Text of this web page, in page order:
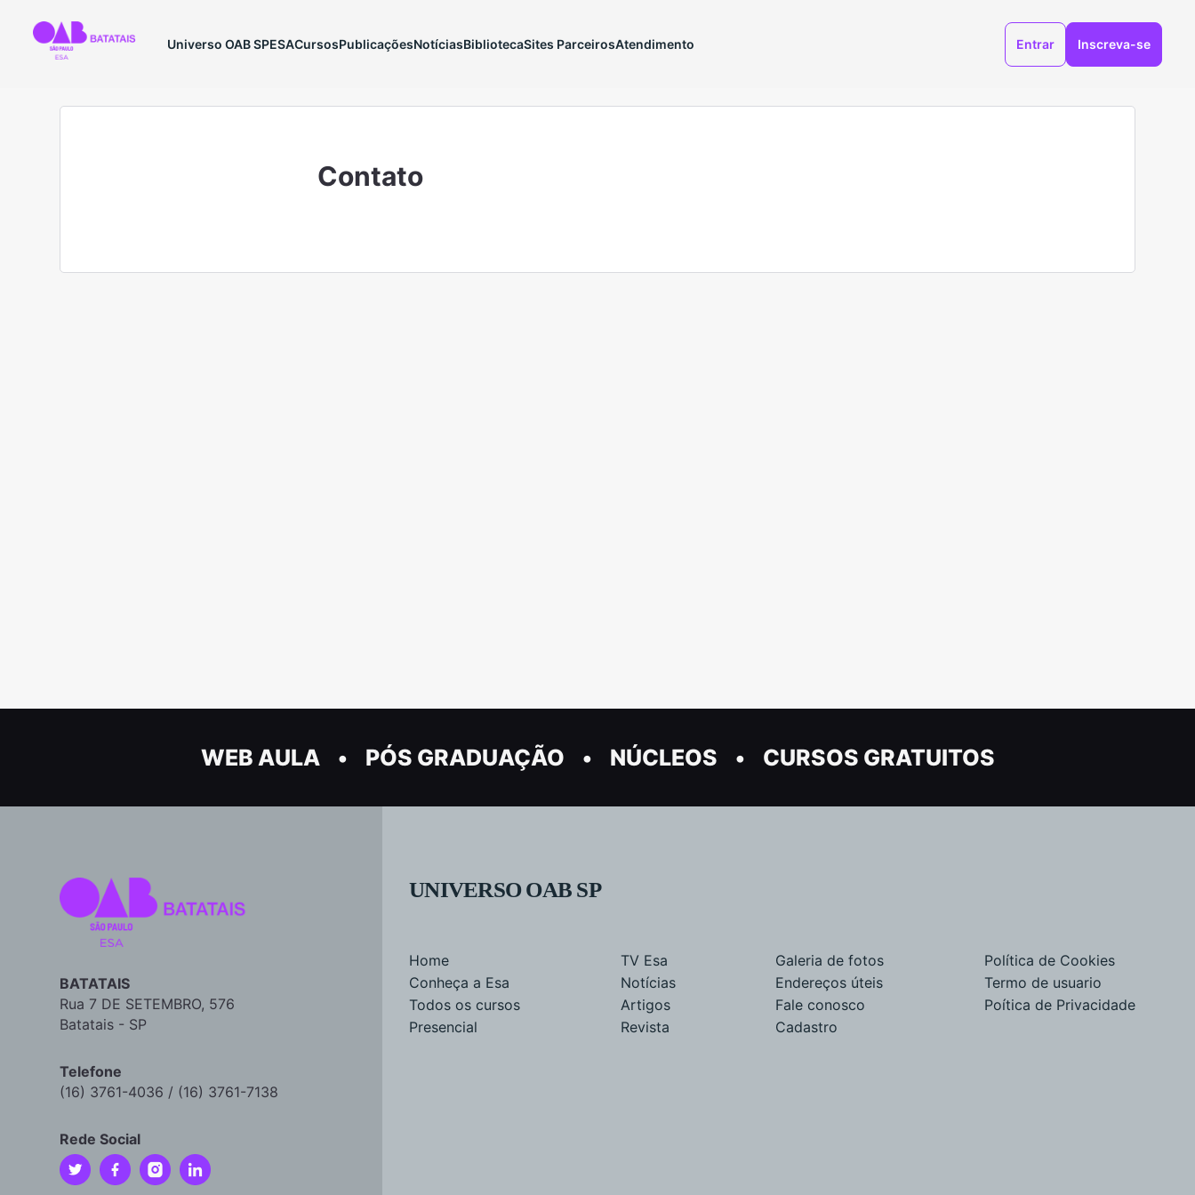
Universo OAB SPESACursosPublicaçõesNotíciasBibliotecaSites ParceirosAtendimento Entrar Inscreva-se
Contato
WEB AULA PÓS GRADUAÇÃO NÚCLEOS CURSOS GRATUITOS
BATATAIS
Rua 7 DE SETEMBRO, 576
Batatais - SP
Telefone
(16) 3761-4036 / (16) 3761-7138
Rede Social
UNIVERSO OAB SP
Home
Conheça a Esa
Todos os cursos
Presencial
TV Esa
Notícias
Artigos
Revista
Galeria de fotos
Endereços úteis
Fale conosco
Cadastro
Política de Cookies
Termo de usuario
Poítica de Privacidade